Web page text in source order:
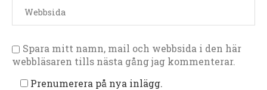
Spara mitt namn, mail och webbsida i den här
webbläsaren tills nästa gång jag kommenterar.
Prenumerera på nya inlägg.